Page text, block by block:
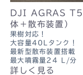
DJI AGRAS
体＋散布装置）
果樹対応！
大容量40Lタンク！
最新型散布装置搭載
最大噴霧量24 L/分
詳しく見る